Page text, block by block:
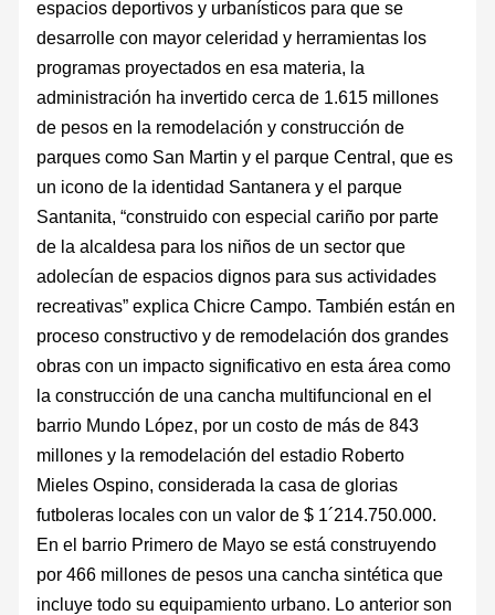
espacios deportivos y urbanísticos para que se
desarrolle con mayor celeridad y herramientas los
programas proyectados en esa materia, la
administración ha invertido cerca de 1.615 millones
de pesos en la remodelación y construcción de
parques como San Martin y el parque Central, que es
un icono de la identidad Santanera y el parque
Santanita, “construido con especial cariño por parte
de la alcaldesa para los niños de un sector que
adolecían de espacios dignos para sus actividades
recreativas” explica Chicre Campo. También están en
proceso constructivo y de remodelación dos grandes
obras con un impacto significativo en esta área como
la construcción de una cancha multifuncional en el
barrio Mundo López, por un costo de más de 843
millones y la remodelación del estadio Roberto
Mieles Ospino, considerada la casa de glorias
futboleras locales con un valor de $ 1´214.750.000.
En el barrio Primero de Mayo se está construyendo
por 466 millones de pesos una cancha sintética que
incluye todo su equipamiento urbano. Lo anterior son